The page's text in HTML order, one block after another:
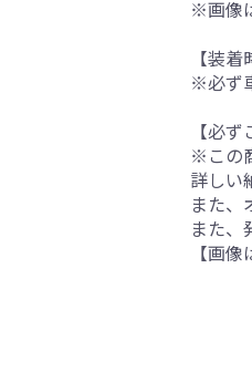
※画像
【装
※必ず
【必
※この
詳しい
また、
また、
【画